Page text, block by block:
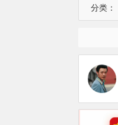
分类：